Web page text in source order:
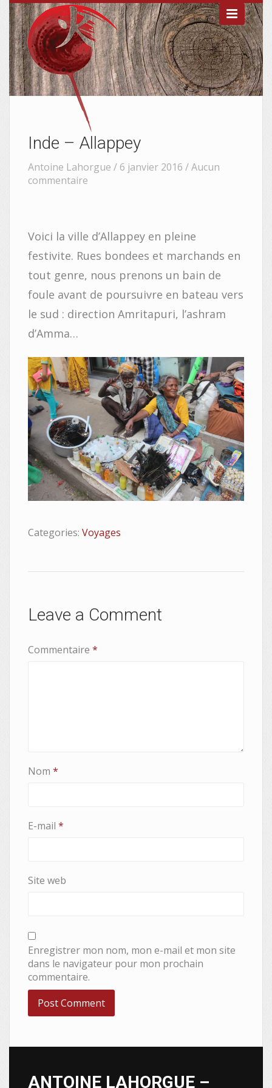

Inde – Allappey
Antoine Lahorgue / 6 janvier 2016 /Aucun
commentaire
Voici la ville d’Allappey en pleine
festivite. Rues bondees et marchands en
tout genre, nous prenons un bain de
foule avant de poursuivre en bateau vers
le sud : direction Amritapuri, l’ashram
d’Amma…
Categories: Voyages
Leave a Comment
Commentaire *
Nom *
E-mail *
Site web
Enregistrer mon nom, mon e-mail et mon site
dans le navigateur pour mon prochain
commentaire.
ANTOINE LAHORGUE –